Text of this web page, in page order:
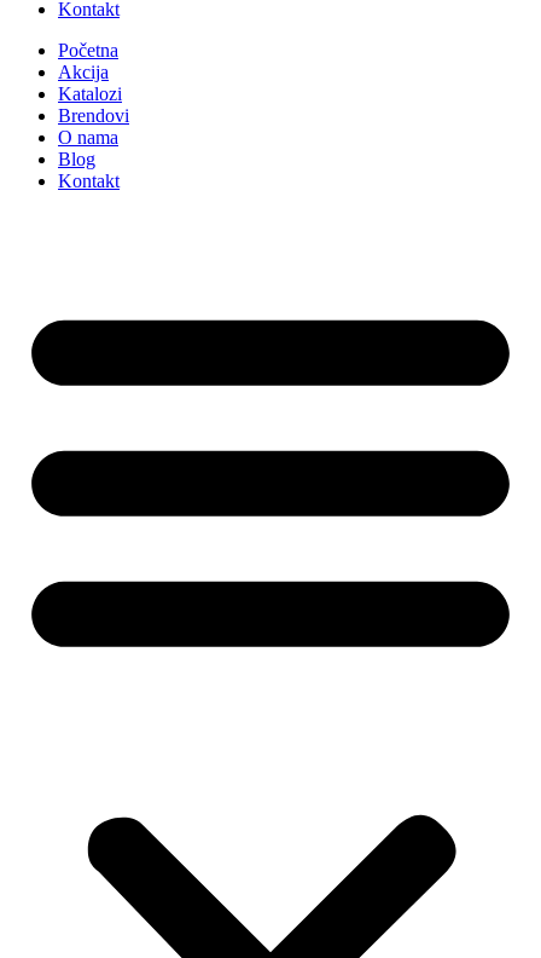
Kontakt
Početna
Akcija
Katalozi
Brendovi
O nama
Blog
Kontakt